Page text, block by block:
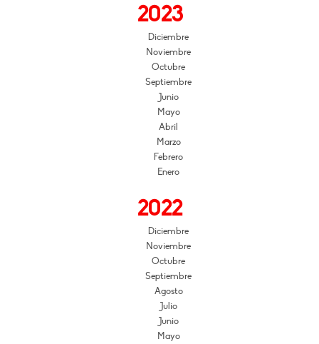
2023
Diciembre
Noviembre
Octubre
Septiembre
Junio
Mayo
Abril
Marzo
Febrero
Enero
2022
Diciembre
Noviembre
Octubre
Septiembre
Agosto
Julio
Junio
Mayo